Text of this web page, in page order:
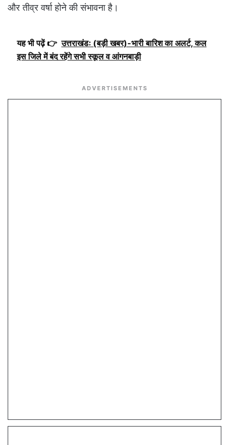
और तीव्र वर्षा होने की संभावना है।
यह भी पढ़ें 👉 उत्तराखंडः (बड़ी खबर)-भारी बारिश का अलर्ट, कल
इस जिले में बंद रहेंगे सभी स्कूल व आंगनबाड़ी
ADVERTISEMENTS